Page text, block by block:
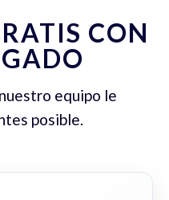
CON
equipo le
posible.